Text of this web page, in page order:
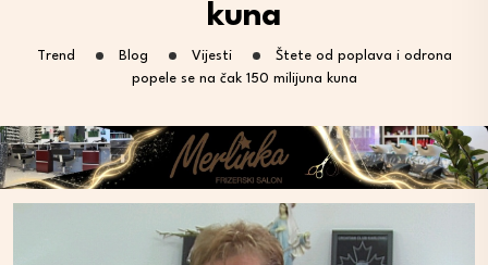
kuna
Trend Blog Vijesti
Štete od poplava i odrona
popele se na čak 150 milijuna kuna